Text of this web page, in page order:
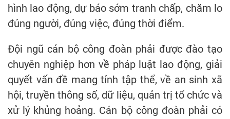
hình lao động, dự báo sớm tranh chấp, chăm lo
đúng người, đúng việc, đúng thời điểm.
Đội ngũ cán bộ công đoàn phải được đào tạo
chuyên nghiệp hơn về pháp luật lao động, giải
quyết vấn đề mang tính tập thể, về an sinh xã
hội, truyền thông số, dữ liệu, quản trị tổ chức và
xử lý khủng hoảng. Cán bộ công đoàn phải có